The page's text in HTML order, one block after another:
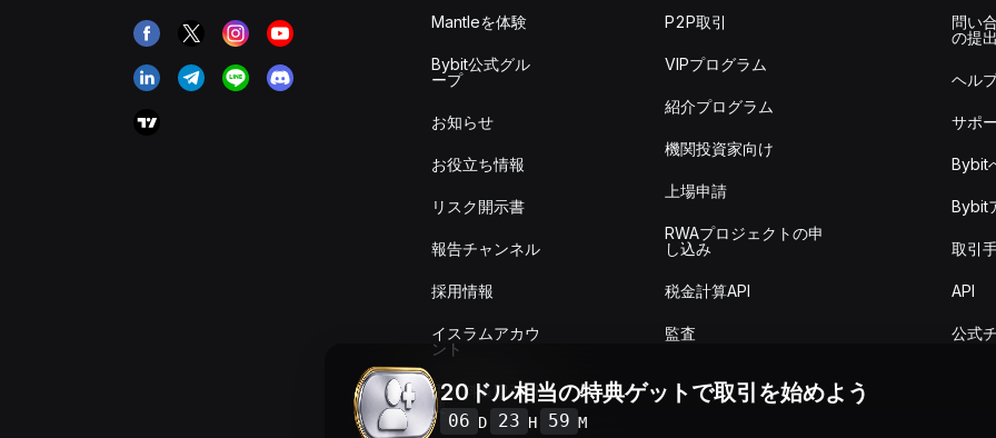
Mantleを体験
Bybit公式グル
ープ
お知らせ
お役立ち情報
リスク開示書
報告チャンネル
採用情報
イスラムアカウ
ント
手数料＆取引概
要
P2P取引
VIPプログラム
紹介プログラム
機関投資家向け
上場申請
RWAプロジェクトの申
し込み
税金計算API
監査
問い
の提出
ヘル
サポ
Bybit
Bybit
取引
API
公式
20ドル相当の特典ゲットで取引を始めよう
06 D 23 H 59 M